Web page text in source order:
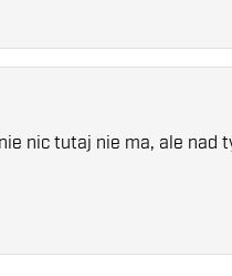
nic tutaj nie ma, ale nad